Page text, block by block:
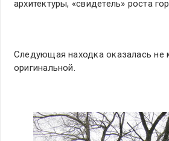
архитектуры, «свидетель» роста
Следующая находка оказалась не
оригинальной.